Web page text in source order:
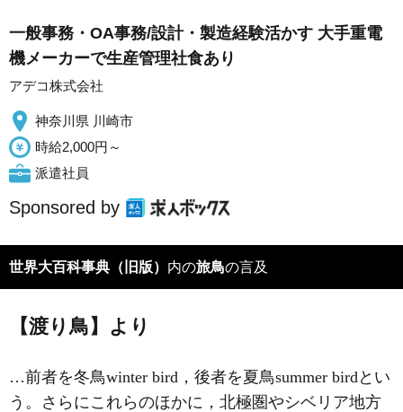
一般事務・OA事務/設計・製造経験活かす 大手重電
機メーカーで生産管理社食あり
アデコ株式会社
神奈川県 川崎市
時給2,000円～
派遣社員
Sponsored by
世界大百科事典（旧版） 内の旅鳥の言及
【渡り鳥】より
…前者を冬鳥winter bird，後者を夏鳥summer birdとい
う。さらにこれらのほかに，北極圏やシベリア地方